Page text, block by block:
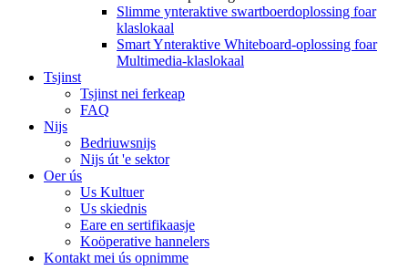
Slimme ynteraktive swartboerdoplossing foar
klaslokaal
Smart Ynteraktive Whiteboard-oplossing foar
Multimedia-klaslokaal
Tsjinst
Tsjinst nei ferkeap
FAQ
Nijs
Bedriuwsnijs
Nijs út 'e sektor
Oer ús
Us Kultuer
Us skiednis
Eare en sertifikaasje
Koöperative hannelers
Kontakt mei ús opnimme